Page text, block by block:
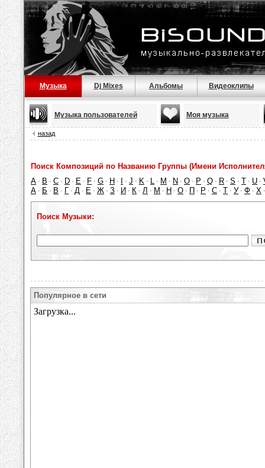
Музыка Dj Mixes Альбомы Видеоклипы
Музыка пользователей Моя музыка
назад
Поиск Композиций по Названию Группы (Имени
A · B · C · D · E · F · G · H · · J · K · L · M · N · O · P · Q · R · S · T · U ·
А · Б · В · Г · Д · Е · Ж · З · И · К · Л · М · Н · О · П · Р · С · Т · У · Ф · Х
Поиск Музыки:
Популярное в сети